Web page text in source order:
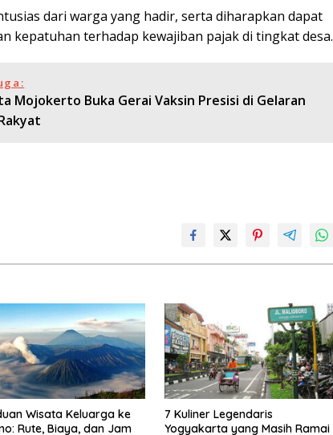
dari warga yang hadir, serta diharapkan dapat
kepatuhan terhadap kewajiban pajak di tingkat desa.
Mojokerto Buka Gerai Vaksin Presisi di Gelaran
Wisata Keluarga ke
Rute, Biaya, dan Jam
7 Kuliner Legendaris
Yogyakarta yang Masih Ramai